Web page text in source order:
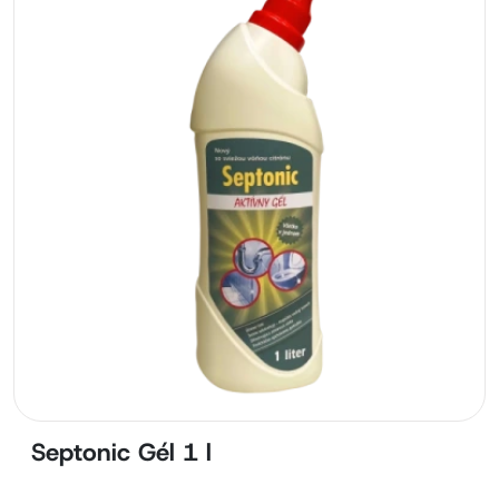
Septonic Gél 1 l